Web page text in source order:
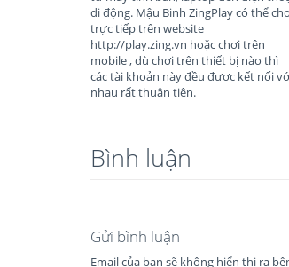
di động. Mậu Binh ZingPlay có thể
trực tiếp trên website
http://play.zing.vn hoặc chơi trên
mobile , dù chơi trên thiết bị nào thì
các tài khoản này đều được kết nối
nhau rất thuận tiện.
Bình luận
Gửi bình luận
Email của bạn sẽ không hiển thị ra